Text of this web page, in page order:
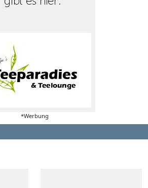
*Werbung